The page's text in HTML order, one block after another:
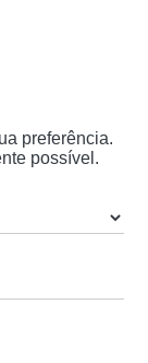
preferência.
possível.